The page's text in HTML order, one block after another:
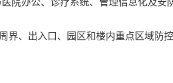
院办公、诊疗系统、管理信息化及
界、出入口、园区和楼内重点区域防